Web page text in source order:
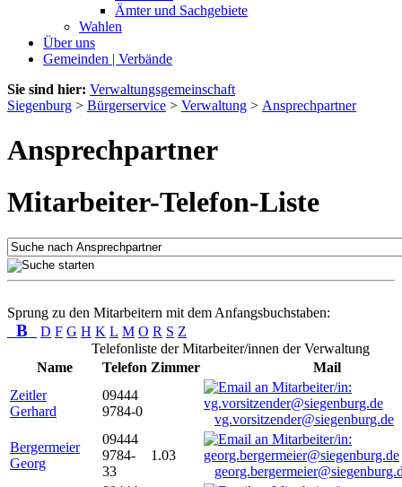
Ämter und Sachgebiete
Wahlen
Über uns
Gemeinden | Verbände
Sie sind hier: Verwaltungsgemeinschaft
Siegenburg > Bürgerservice > Verwaltung > Ansprechpartner
Ansprechpartner
Mitarbeiter-Telefon-Liste
Sprung zu den Mitarbeitern mit dem Anfangsbuchstaben:
B D F G H K L M O R S Z
Telefonliste der Mitarbeiter/innen der Verwaltung
Name
Telefon Zimmer
Mail
Zeitler
Gerhard
09444
9784-0
vg.vorsitzender@siegenburg.de
Bergermeier
Georg
09444
9784-
33
1.03